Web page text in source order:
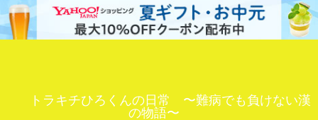
トラキチひろくんの日常 〜難病でも負けない漢
の物語〜